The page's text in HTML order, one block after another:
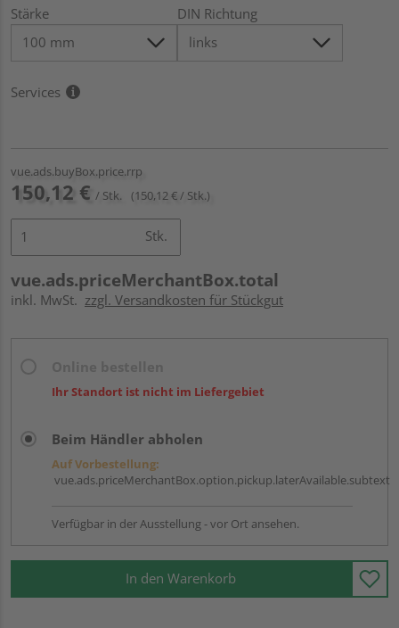
Stärke DIN Richtung
Services
vue.ads.buyBox.price.rrp
150,12 € / Stk. (150,12 € / Stk.)
Stk.
vue.ads.priceMerchantBox.total
inkl. MwSt. zzgl. Versandkosten für Stückgut
Ihr Standort ist nicht im Liefergebiet
Beim Händler abholen
Auf Vorbestellung:
vue.ads.priceMerchantBox.option.pickup.laterAvailable.subtext
Verfügbar in der Ausstellung - vor Ort ansehen.
In den Warenkorb